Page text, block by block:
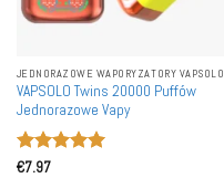
JEDNORAZOWE WAPORYZATORY VAPSOLO
VAPSOLO Twins 20000 Puffów
Jednorazowe Vapy
Oceniono
€7.97